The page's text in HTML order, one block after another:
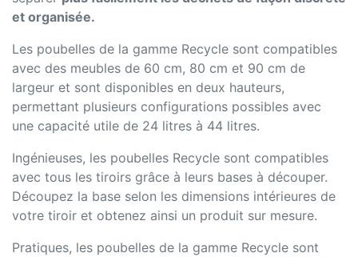
et organisée.
Les poubelles de la gamme Recycle sont compatibles
avec des meubles de 60 cm, 80 cm et 90 cm de
largeur et sont disponibles en deux hauteurs,
permettant plusieurs configurations possibles avec
une capacité utile de 24 litres à 44 litres.
Ingénieuses, les poubelles Recycle sont compatibles
avec tous les tiroirs grâce à leurs bases à découper.
Découpez la base selon les dimensions intérieures de
votre tiroir et obtenez ainsi un produit sur mesure.
Pratiques, les poubelles de la gamme Recycle sont